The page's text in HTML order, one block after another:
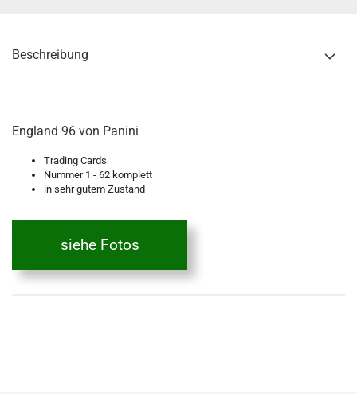
Beschreibung
England 96 von Panini
Trading Cards
Nummer 1 - 62 komplett
in sehr gutem Zustand
siehe Fotos